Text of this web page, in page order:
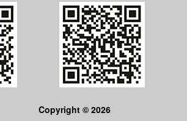
Copyright © 2026